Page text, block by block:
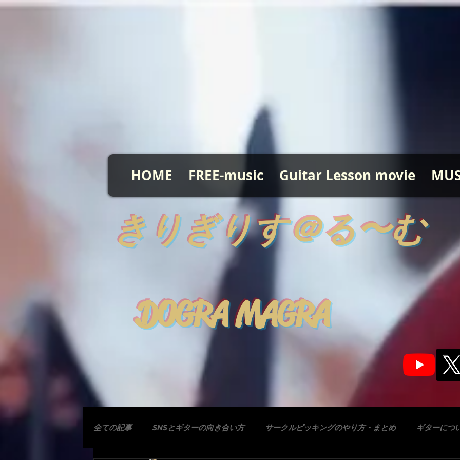
HOME FREE-music Guitar Lesson movie
全ての記事 SNSとギターの向き合い方 サークルピッキングのやり方・まとめ ギターにつ
きりぎりす＠る〜む
DOGRA MAGRA